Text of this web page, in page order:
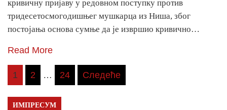
кривичну пријаву у редовном поступку против
тридесетосмогодишњег мушкарца из Ниша, због
постојања основа сумње да је извршио кривично…
Read More
Пагинација
чланака
1 2 … 24 Следеће
ИМПРЕСУМ